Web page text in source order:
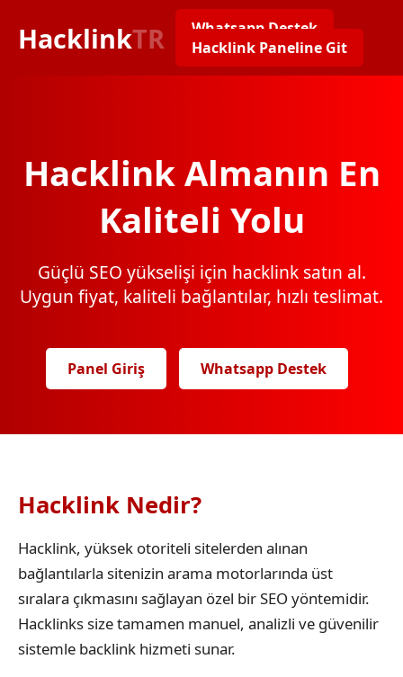
HacklinkTR
Whatsapp Destek
Hacklink Paneline Git
Hacklink Almanın En
Kaliteli Yolu
Güçlü SEO yükselişi için hacklink satın al.
Uygun fiyat, kaliteli bağlantılar, hızlı teslimat.
Panel Giriş Whatsapp Destek
Hacklink Nedir?
Hacklink, yüksek otoriteli sitelerden alınan
bağlantılarla sitenizin arama motorlarında üst
sıralara çıkmasını sağlayan özel bir SEO yöntemidir.
Hacklinks size tamamen manuel, analizli ve güvenilir
sistemle backlink hizmeti sunar.